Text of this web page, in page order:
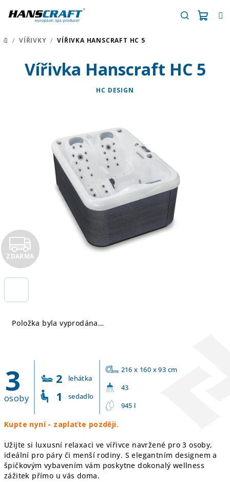
na
košík
DOMŮ
/ VÍŘIVKY / VÍŘIVKA HANSCRAFT HC 5
3
osoby
2 lehátka
1 sedadlo
216 x 160 x 93 cm
43
945 l
Kupte nyní - zaplaťte později.
Užijte si luxusní relaxaci ve vířivce navržené pro 3 osoby,
ideální pro páry či menší rodiny. S elegantním designem a
špičkovým vybavením vám poskytne dokonalý wellness
zážitek přímo u vás doma.
Položka byla vyprodána…
Vířivka Hanscraft HC 5
HC DESIGN
Z
D
M
ZDARMA